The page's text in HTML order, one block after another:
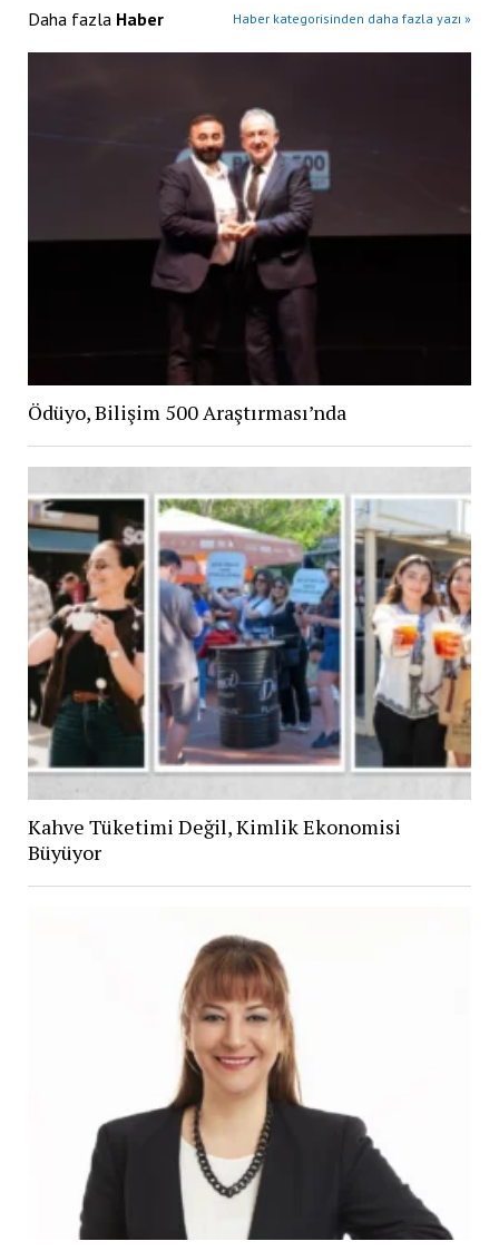
Daha fazla Haber Haber kategorisinden daha fazla yazı »
Ödüyo, Bilişim 500 Araştırması’nda
Kahve Tüketimi Değil, Kimlik Ekonomisi
Büyüyor